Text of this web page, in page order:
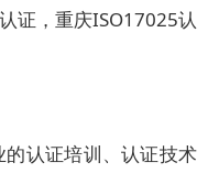
证，重庆ISO17025认
认证培训、认证技术